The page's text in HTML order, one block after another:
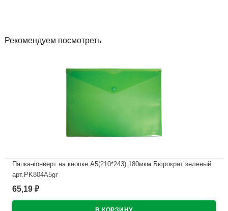
Рекомендуем посмотреть
Папка-конверт на кнопке А5(210*243) 180мкм Бюрократ зеленый
арт.PK804A5gr
В наличии
65,19 ₽